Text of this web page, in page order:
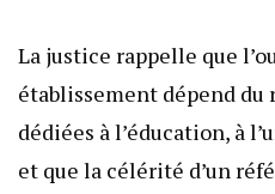
La justice rappelle que
établissement dépend du
dédiées à l’éducation, à
et que la célérité d’un